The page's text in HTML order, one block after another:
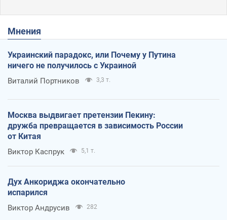
Мнения
Украинский парадокс, или Почему у Путина
ничего не получилось с Украиной
Виталий Портников 3,3 т.
Москва выдвигает претензии Пекину:
дружба превращается в зависимость России
от Китая
Виктор Каспрук 5,1 т.
Дух Анкориджа окончательно
испарился
Виктор Андрусив 282